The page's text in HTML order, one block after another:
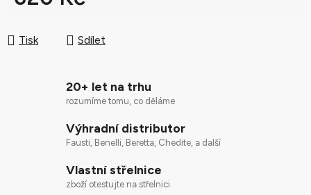
Tisk
Sdílet
20+ let na trhu
rozumíme tomu, co děláme
Výhradní distributor
Fausti, Benelli, Beretta, Chedite, a další
Vlastní střelnice
zboží otestujte na střelnici